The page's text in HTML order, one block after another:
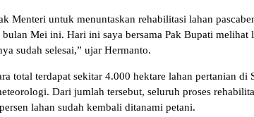
Menteri untuk menuntaskan rehabilitasi lahan
bulan Mei ini. Hari ini saya bersama Pak Bupati melihat
sudah selesai,” ujar Hermanto.
total terdapat sekitar 4.000 hektare lahan pertanian di
Dari jumlah tersebut, seluruh proses
lahan sudah kembali ditanami petani.